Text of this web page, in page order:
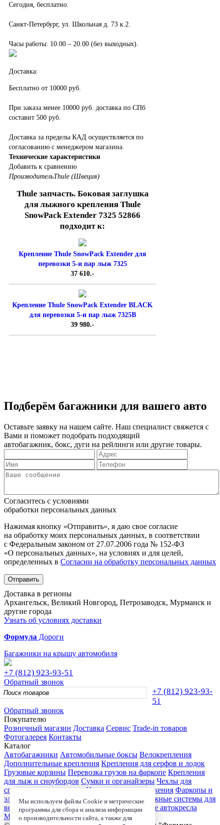
Сегодня, бесплатно.
Санкт-Петербург, ул. Школьная д. 73 к.2.
Часы работы: 10.00 – 20.00 (без выходных).
Доставка:
Бесплатно от 10000 руб.
При заказа менее 10000 руб. доставка по СПб
составит 500 руб.
Доставка за пределы КАД осуществляется по
согласованию с менеджером магазина.
Технические характеристики
Добавить к сравнению
ПроизводительThule (Швеция)
Thule запчасть. Боковая заглушка
для лыжного крепления Thule
SnowPack Extender 7325 52866
подходит к:
Крепление Thule SnowPack Extender для
перевозки 5-и пар лыж 7325
37 610.-
Крепление Thule SnowPack Extender BLACK
для перевозки 5-и пар лыж 7325B
39 980.-
Подберём багажники для вашего авто
Оставьте заявку на нашем сайте. Наш специалист свяжется с
Вами и поможет подобрать подходящий
автобагажник, бокс, дуги на рейлинги или другие товары.
Согласитесь с условиями
обработки персональных данных
Нажимая кнопку «Отправить», я даю свое согласие
на обработку моих персональных данных, в соответствии
с Федеральным законом от 27.07.2006 года № 152-ФЗ
«О персональных данных», на условиях и для целей,
определенных в Согласии на обработку персональных данных
Отправить
Доставка в регионы
Архангельск, Великий Новгород, Петрозаводск, Мурманск и
другие города
Узнать об условиях доставки
Формула Дороги
Багажники на крышу автомобиля
+7 (812) 923-93-51
Обратный звонок
+7 (812) 923-93-
51
Обратный звонок
Покупателю
Розничный магазин Доставка Сервис Trade-in товаров
Фотогалерея Контакты
Каталог
Автобагажники Автомобильные боксы Велокрепления
Дополнительные крепления Крепления для серфов и лодок
Грузовые корзины Перевозка грузов на фаркопе Крепления
для лыж и сноубордов Сумки и органайзеры Чехлы для
спортивного инвентаря
Цепи противоскольжения Фаркопы и
электрика Детские коляски Велокресла Багажные системы для
велосипедов Чехлы для электроники Детские автокресла
Маркизы и навесы
Мы используем файлы Cookie и метрические
программы для сбора и анализа информации
о производительности сайта, а также для